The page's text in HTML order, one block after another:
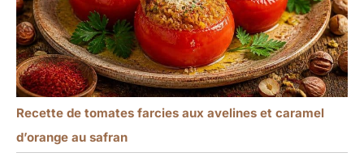
Recette de tomates farcies aux avelines et caramel
d’orange au safran